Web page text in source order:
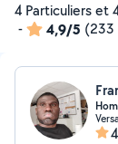
4 Particuliers et
-
4,9/5 (233